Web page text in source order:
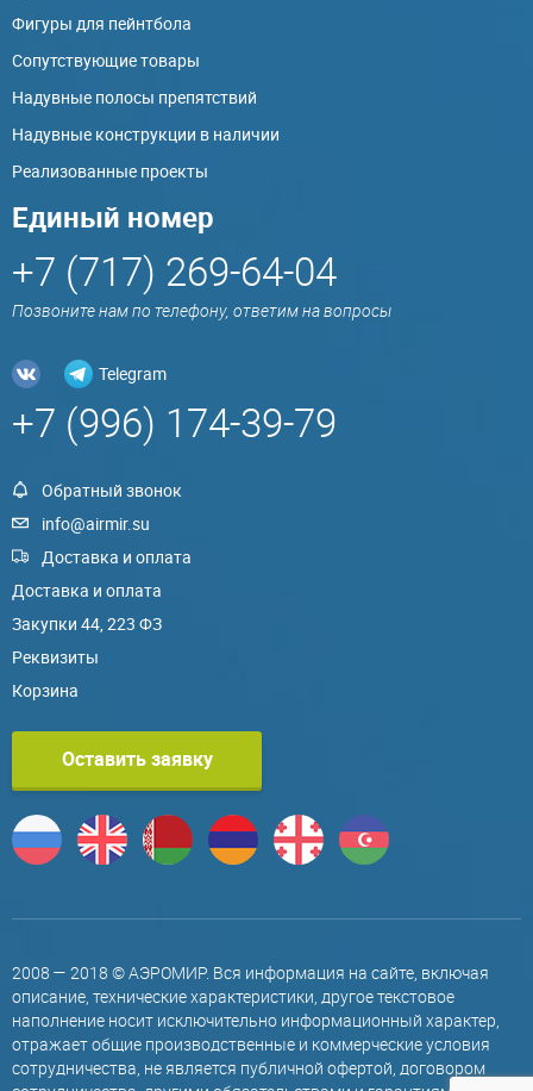
Фигуры для пейнтбола
Сопутствующие товары
Надувные полосы препятствий
Надувные конструкции в наличии
Реализованные проекты
Единый номер
+7 (717) 269-64-04
Позвоните нам по телефону, ответим на вопросы
Telegram
+7 (996) 174-39-79
Обратный звонок
info@airmir.su
Доставка и оплата
Доставка и оплата
Закупки 44, 223 ФЗ
Реквизиты
Корзина
Оставить заявку
2008 — 2018 © АЭРОМИР. Вся информация на сайте, включая
описание, технические характеристики, другое текстовое
наполнение носит исключительно информационный характер,
отражает общие производственные и коммерческие условия
сотрудничества, не является публичной офертой, договором